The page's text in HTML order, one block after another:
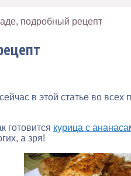
подробный рецепт
в этой статье во всех
готовится курица с
а зря!